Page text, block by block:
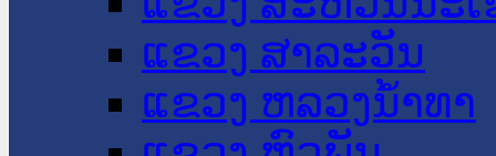
ແຂວງ ສາລະວັນ
ແຂວງ ຫລວງນໍ້າທາ